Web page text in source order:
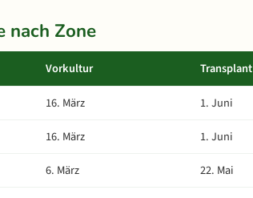
nach Zone
Vorkultur Transplant
16. März 1. Juni
16. März 1. Juni
6. März 22. Mai